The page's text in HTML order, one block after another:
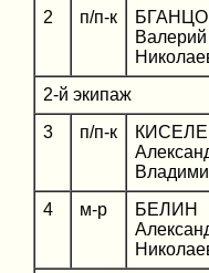
2 п/п-к
Валерий
2-й экипаж
3
п/п-к
4
м-р
БЕЛИН